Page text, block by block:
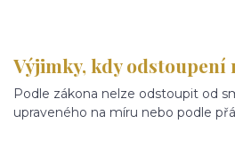
Výjimky, kdy odstoupení
Podle zákona nelze odstoupit od
upraveného na míru nebo podle